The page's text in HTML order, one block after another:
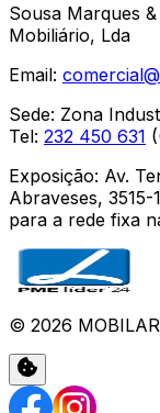
Sousa Marques
Mobiliário, Lda
Email:
Sede: Zona
Tel: 232 450 631 (
Exposição: Av.
Abraveses, 3515-
para a rede fixa
© 2026 MOBILAR